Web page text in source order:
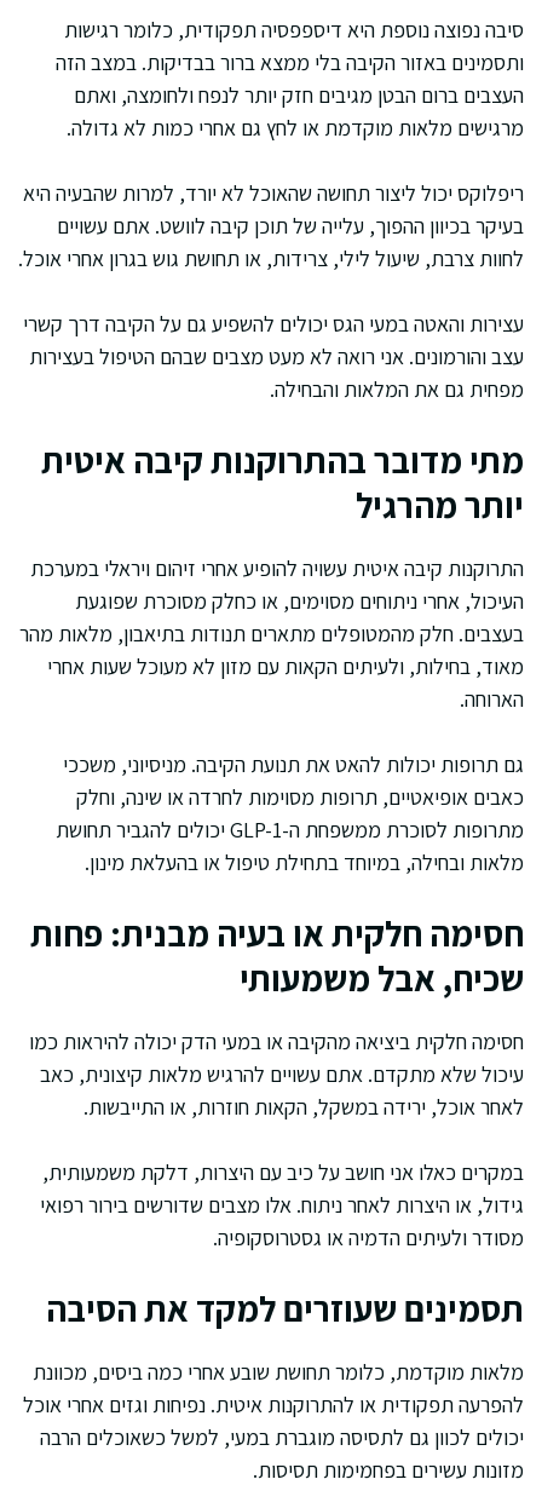
סיבה נפוצה נוספת היא דיספפסיה תפקודית, כלומר רגישות
ותסמינים באזור הקיבה בלי ממצא ברור בבדיקות. במצב הזה
העצבים ברום הבטן מגיבים חזק יותר לנפח ולחומצה, ואתם
מרגישים מלאות מוקדמת או לחץ גם אחרי כמות לא גדולה.
ריפלוקס יכול ליצור תחושה שהאוכל לא יורד, למרות שהבעיה היא
בעיקר בכיוון ההפוך, עלייה של תוכן קיבה לוושט. אתם עשויים
לחוות צרבת, שיעול לילי, צרידות, או תחושת גוש בגרון אחרי אוכל.
עצירות והאטה במעי הגס יכולים להשפיע גם על הקיבה דרך קשרי
עצב והורמונים. אני רואה לא מעט מצבים שבהם הטיפול בעצירות
מפחית גם את המלאות והבחילה.
מתי מדובר בהתרוקנות קיבה איטית
יותר מהרגיל
התרוקנות קיבה איטית עשויה להופיע אחרי זיהום ויראלי במערכת
העיכול, אחרי ניתוחים מסוימים, או כחלק מסוכרת שפוגעת
בעצבים. חלק מהמטופלים מתארים תנודות בתיאבון, מלאות מהר
מאוד, בחילות, ולעיתים הקאות עם מזון לא מעוכל שעות אחרי
הארוחה.
גם תרופות יכולות להאט את תנועת הקיבה. מניסיוני, משככי
כאבים אופיאטיים, תרופות מסוימות לחרדה או שינה, וחלק
מתרופות לסוכרת ממשפחת ה-GLP-1 יכולים להגביר תחושת
מלאות ובחילה, במיוחד בתחילת טיפול או בהעלאת מינון.
חסימה חלקית או בעיה מבנית: פחות
שכיח, אבל משמעותי
חסימה חלקית ביציאה מהקיבה או במעי הדק יכולה להיראות כמו
עיכול שלא מתקדם. אתם עשויים להרגיש מלאות קיצונית, כאב
לאחר אוכל, ירידה במשקל, הקאות חוזרות, או התייבשות.
במקרים כאלו אני חושב על כיב עם היצרות, דלקת משמעותית,
גידול, או היצרות לאחר ניתוח. אלו מצבים שדורשים בירור רפואי
מסודר ולעיתים הדמיה או גסטרוסקופיה.
תסמינים שעוזרים למקד את הסיבה
מלאות מוקדמת, כלומר תחושת שובע אחרי כמה ביסים, מכוונת
להפרעה תפקודית או להתרוקנות איטית. נפיחות וגזים אחרי אוכל
יכולים לכוון גם לתסיסה מוגברת במעי, למשל כשאוכלים הרבה
מזונות עשירים בפחמימות תסיסות.